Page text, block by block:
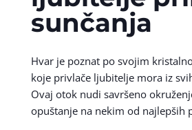
sunčanja
Hvar je poznat po svojim
koje privlače ljubitelje mora iz
Ovaj otok nudi savršeno
opuštanje na nekim od najlepših